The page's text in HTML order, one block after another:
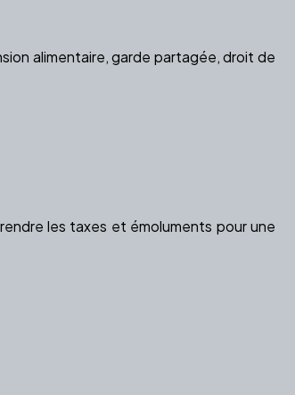
alimentaire, garde partagée, droit de
les taxes et émoluments pour une